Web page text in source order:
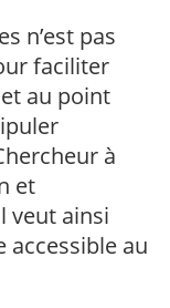
Talents : un
Diplôme
accès aux
techniques de
de
comment
?
êtes admis,
votre
&
Mastère
n’est pas
faciliter
au point
à
et
veut ainsi
accessible au